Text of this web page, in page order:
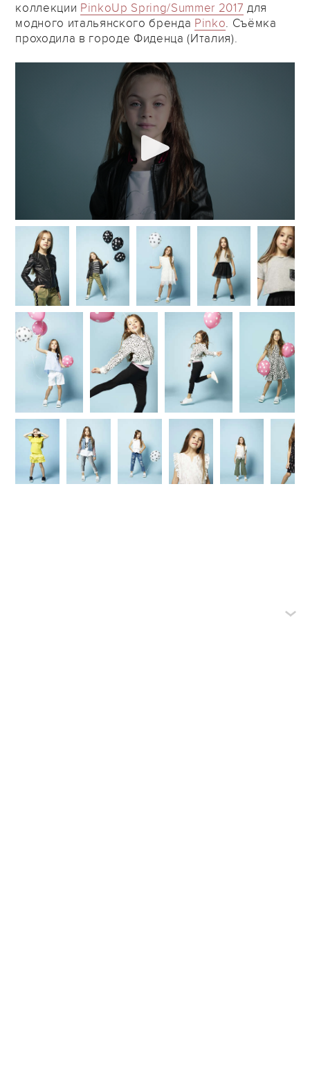
коллекции PinkoUp Spring/Summer 2017 для
модного итальянского бренда Pinko. Съёмка
проходила в городе Фиденца (Италия).